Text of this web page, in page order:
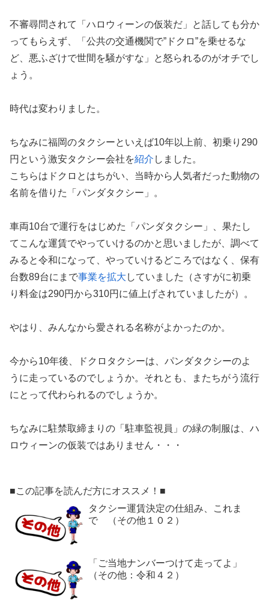
不審尋問されて「ハロウィーンの仮装だ」と話しても分か
ってもらえず、「公共の交通機関で”ドクロ”を乗せるな
ど、悪ふざけで世間を騒がすな」と怒られるのがオチでし
ょう。
時代は変わりました。
ちなみに福岡のタクシーといえば10年以上前、初乗り290
円という激安タクシー会社を紹介 しました。
こちらはドクロとはちがい、当時から人気者だった動物の
名前を借りた「パンダタクシー」。
車両10台で運行をはじめた「パンダタクシー」、果たし
てこんな運賃でやっていけるのかと思いましたが、調べて
みると令和になって、やっていけるどころではなく、保有
台数89台にまで事業を拡大 していました（さすがに初乗
り料金は290円から310円に値上げされていましたが）。
やはり、みんなから愛される名称がよかったのか。
今から10年後、ドクロタクシーは、パンダタクシーのよ
うに走っているのでしょうか。それとも、またちがう流行
にとって代わられるのでしょうか。
ちなみに駐禁取締まりの「駐車監視員」の緑の制服は、ハ
ロウィーンの仮装ではありません・・・
■この記事を読んだ方にオススメ！■
タクシー運賃決定の仕組み、これま
で （その他１０２）
「ご当地ナンバーつけて走ってよ」
（その他：令和４２）